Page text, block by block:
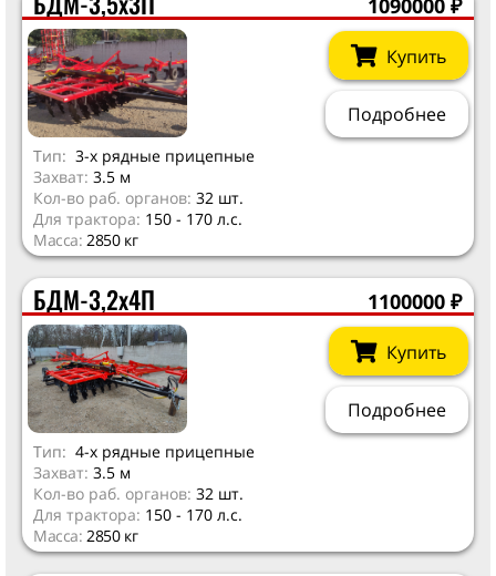
1090000 ₽
Купить
Подробнее
Тип: 3-х рядные прицепные
Захват: 3.5 м
Кол-во раб. органов: 32 шт.
Для трактора: 150 - 170 л.с.
Масса: 2850 кг
БДМ-3,2х4П 1100000 ₽
Купить
Подробнее
Тип: 4-х рядные прицепные
Захват: 3.5 м
Кол-во раб. органов: 32 шт.
Для трактора: 150 - 170 л.с.
Масса: 2850 кг